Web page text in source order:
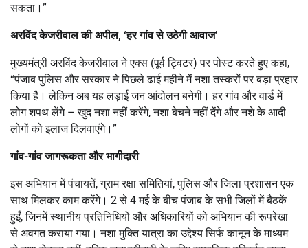
सकता।”
अरविंद केजरीवाल की अपील, ‘हर गांव से उठेगी आवाज’
मुख्यमंत्री अरविंद केजरीवाल ने एक्स (पूर्व ट्विटर) पर पोस्ट करते हुए कहा,
“पंजाब पुलिस और सरकार ने पिछले ढाई महीने में नशा तस्करों पर बड़ा प्रहार
किया है। लेकिन अब यह लड़ाई जन आंदोलन बनेगी। हर गांव और वार्ड में
लोग शपथ लेंगे – खुद नशा नहीं करेंगे, नशा बेचने नहीं देंगे और नशे के आदी
लोगों को इलाज दिलवाएंगे।”
गांव-गांव जागरूकता और भागीदारी
इस अभियान में पंचायतें, ग्राम रक्षा समितियां, पुलिस और जिला प्रशासन एक
साथ मिलकर काम करेंगे। 2 से 4 मई के बीच पंजाब के सभी जिलों में बैठकें
हुईं, जिनमें स्थानीय प्रतिनिधियों और अधिकारियों को अभियान की रूपरेखा
से अवगत कराया गया। नशा मुक्ति यात्रा का उद्देश्य सिर्फ कानून के माध्यम